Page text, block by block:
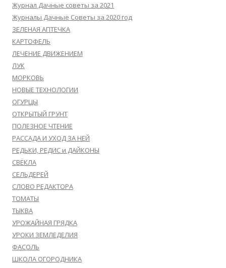
Журнал Дачные советы за 2021
Журналы Дачные Советы за 2020 год
ЗЕЛЕНАЯ АПТЕЧКА
КАРТОФЕЛЬ
ЛЕЧЕНИЕ ДВИЖЕНИЕМ
ЛУК
МОРКОВЬ
НОВЫЕ ТЕХНОЛОГИИ
ОГУРЦЫ
ОТКРЫТЫЙ ГРУНТ
ПОЛЕЗНОЕ ЧТЕНИЕ
РАССАДА И УХОД ЗА НЕЙ
РЕДЬКИ, РЕДИС и ДАЙКОНЫ
СВЁКЛА
СЕЛЬДЕРЕЙ
СЛОВО РЕДАКТОРА
ТОМАТЫ
ТЫКВА
УРОЖАЙНАЯ ГРЯДКА
УРОКИ ЗЕМЛЕДЕЛИЯ
ФАСОЛЬ
ШКОЛА ОГОРОДНИКА